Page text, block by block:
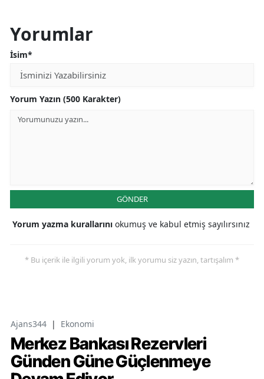
Yorumlar
İsim*
Yorum Yazın (500 Karakter)
GÖNDER
Yorum yazma kurallarını okumuş ve kabul etmiş sayılırsınız
* Bu içerik ile ilgili yorum yok, ilk yorumu siz yazın, tartışalım *
Ajans344 | Ekonomi
Merkez Bankası Rezervleri
Günden Güne Güçlenmeye